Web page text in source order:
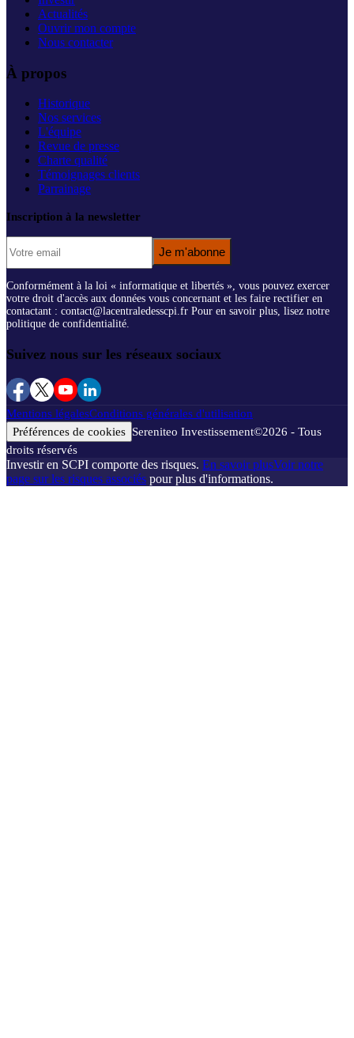
Actualités
Ouvrir mon compte
Nous contacter
À propos
Historique
Nos services
L'équipe
Revue de presse
Charte qualité
Témoignages clients
Parrainage
Inscription à la newsletter
Je m'abonne
Conformément à la loi « informatique et libertés », vous pouvez exercer
votre droit d'accès aux données vous concernant et les faire rectifier en
contactant : contact@lacentraledesscpi.fr Pour en savoir plus, lisez notre
politique de confidentialité.
Suivez nous sur les réseaux sociaux
Mentions légalesConditions générales d'utilisation
Préférences de cookies Sereniteo Investissement©2026 - Tous
droits réservés
Investir en SCPI comporte des risques. En savoir plusVoir notre
page sur les risques associés pour plus d'informations.